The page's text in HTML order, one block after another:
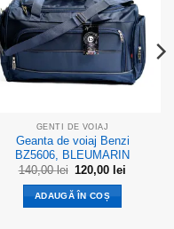
GENTI DE VOIAJ
Geanta de voiaj Benzi
BZ5606, BLEUMARIN
140,00lei Prețul
inițial
a
fost:
140,00 lei.
120,00 lei
ADAUGĂ ÎN COȘ